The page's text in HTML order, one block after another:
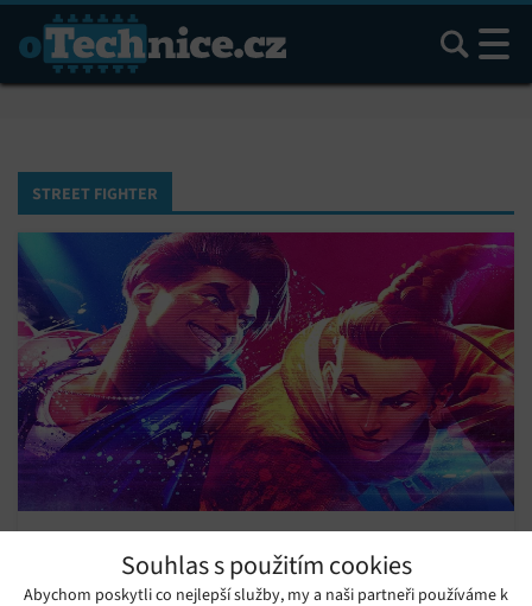
Souhlas s použitím cookies
Abychom poskytli co nejlepší služby, my a naši partneři používáme k
Hledat
STREET FIGHTER
mohou těšit na několik novinek
Pátek 03. 06. 2022 Samuel